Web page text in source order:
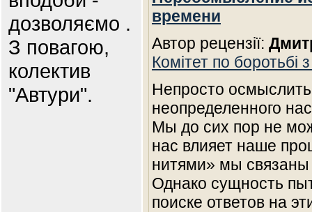
дозволяємо .
З повагою,
колектив
"Автури".
времени
Автор рецензії:
Комітет по боротьбі
Непросто
неопределенного
Мы до сих пор не
нас влияет наше
нитями» мы
Однако сущность
поиске ответов на